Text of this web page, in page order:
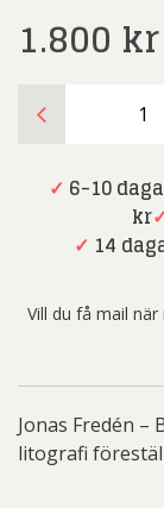
1.800 kr
Fredén
Boule
✓ 6-10
kr
✓ 14
Vill du få mail
Jonas Fredén –
litografi